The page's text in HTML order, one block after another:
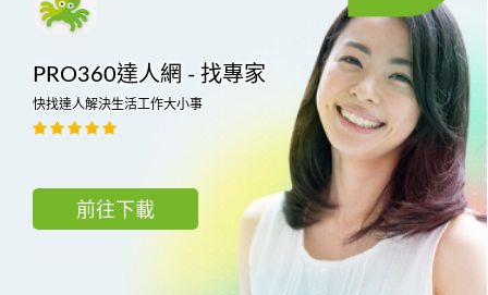
PRO360達人網 - 找專家
快找達人解決生活工作大小事
前往下載